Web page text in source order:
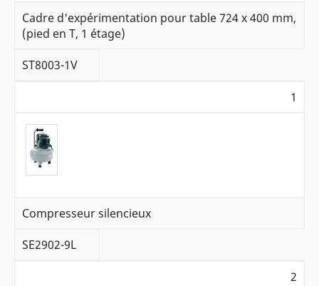
Cadre d'expérimentation pour table 724 x 400 mm,
(pied en T, 1 étage)
ST8003-1V
1
Compresseur silencieux
SE2902-9L
2